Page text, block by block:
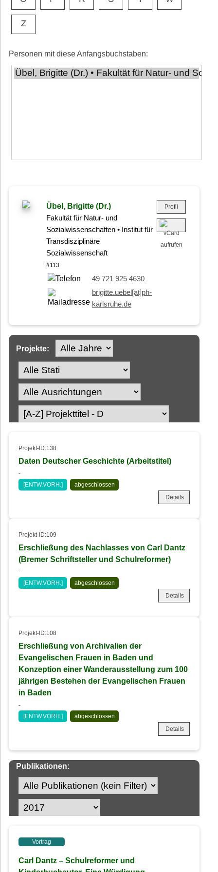
Z
Personen mit diese Anfangsbuchstaben:
Übel, Brigitte (Dr.)
Fakultät für Natur- und
Sozialwissenschaften • Institut für
Transdisziplinäre
Sozialwissenschaft
#113
49 721 925 4630
brigitte.uebel[at]ph-
karlsruhe.de
Profil
Projekte:
Projekt-ID:138
Daten Deutscher Geschichte (Arbeitstitel)
-
[ENTW.VORH.]
abgeschlossen
Details
Projekt-ID:109
Erschließung des Nachlasses von Carl Dantz
(Bremer Schriftsteller und Schulreformer)
-
[ENTW.VORH.]
abgeschlossen
Details
Projekt-ID:108
Erschließung von Archivalien der
Evangelischen Frauen in Baden und
Konzeption einer Wanderausstellung zum 100
jährigen Bestehen der Evangelischen Frauen
in Baden
-
[ENTW.VORH.]
abgeschlossen
Details
Publikationen:
Vortrag
Carl Dantz – Schulreformer und